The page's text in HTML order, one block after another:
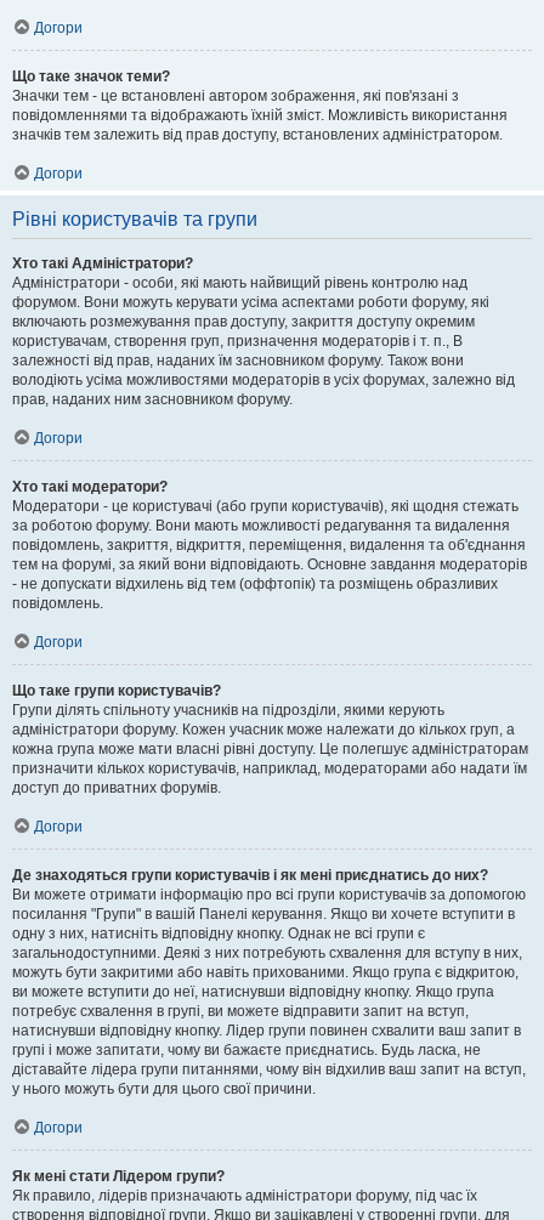
Догори
Що таке значок теми?
Значки тем - це встановлені автором зображення, які пов'язані з
повідомленнями та відображають їхній зміст. Можливість використання
значків тем залежить від прав доступу, встановлених адміністратором.
Догори
Рівні користувачів та групи
Хто такі Адміністратори?
Адміністратори - особи, які мають найвищий рівень контролю над
форумом. Вони можуть керувати усіма аспектами роботи форуму, які
включають розмежування прав доступу, закриття доступу окремим
користувачам, створення груп, призначення модераторів і т. п., В
залежності від прав, наданих їм засновником форуму. Також вони
володіють усіма можливостями модераторів в усіх форумах, залежно від
прав, наданих ним засновником форуму.
Догори
Хто такі модератори?
Модератори - це користувачі (або групи користувачів), які щодня стежать
за роботою форуму. Вони мають можливості редагування та видалення
повідомлень, закриття, відкриття, переміщення, видалення та об'єднання
тем на форумі, за який вони відповідають. Основне завдання модераторів
- не допускати відхилень від тем (оффтопік) та розміщень образливих
повідомлень.
Догори
Що таке групи користувачів?
Групи ділять спільноту учасників на підрозділи, якими керують
адміністратори форуму. Кожен учасник може належати до кількох груп, а
кожна група може мати власні рівні доступу. Це полегшує адміністраторам
призначити кількох користувачів, наприклад, модераторами або надати їм
доступ до приватних форумів.
Догори
Де знаходяться групи користувачів і як мені приєднатись до них?
Ви можете отримати інформацію про всі групи користувачів за допомогою
посилання "Групи" в вашій Панелі керування. Якщо ви хочете вступити в
одну з них, натисніть відповідну кнопку. Однак не всі групи є
загальнодоступними. Деякі з них потребують схвалення для вступу в них,
можуть бути закритими або навіть прихованими. Якщо група є відкритою,
ви можете вступити до неї, натиснувши відповідну кнопку. Якщо група
потребує схвалення в групі, ви можете відправити запит на вступ,
натиснувши відповідну кнопку. Лідер групи повинен схвалити ваш запит в
групі і може запитати, чому ви бажаєте приєднатись. Будь ласка, не
діставайте лідера групи питаннями, чому він відхилив ваш запит на вступ,
у нього можуть бути для цього свої причини.
Догори
Як мені стати Лідером групи?
Як правило, лідерів призначають адміністратори форуму, під час їх
створення відповідної групи. Якщо ви зацікавлені у створенні групи, для